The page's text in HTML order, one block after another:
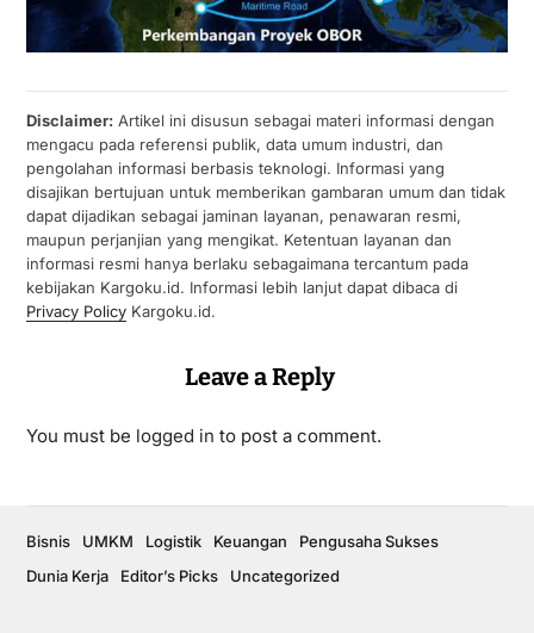
Disclaimer:Artikel ini disusun sebagai materi informasi dengan
mengacu pada referensi publik, data umum industri, dan
pengolahan informasi berbasis teknologi. Informasi yang
disajikan bertujuan untuk memberikan gambaran umum dan tidak
dapat dijadikan sebagai jaminan layanan, penawaran resmi,
maupun perjanjian yang mengikat. Ketentuan layanan dan
informasi resmi hanya berlaku sebagaimana tercantum pada
kebijakan Kargoku.id. Informasi lebih lanjut dapat dibaca di
Privacy PolicyKargoku.id.
Leave a Reply
You must be logged in to post a comment.
Bisnis UMKM Logistik Keuangan
Pengusaha Sukses
Dunia Kerja
Editor’s Picks Uncategorized